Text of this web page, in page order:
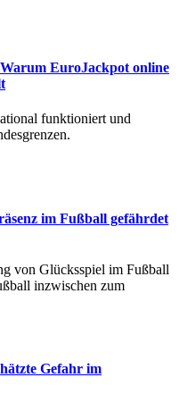
EuroJackpot online
funktioniert und
im Fußball gefährdet
von Glücksspiel im Fußball
inzwischen zum
Gefahr im